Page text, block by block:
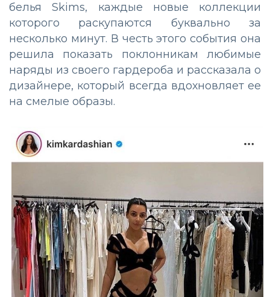
белья Skims, каждые новые коллекции
которого раскупаются буквально за
несколько минут. В честь этого события она
решила показать поклонникам любимые
наряды из своего гардероба и рассказала о
дизайнере, который всегда вдохновляет ее
на смелые образы.